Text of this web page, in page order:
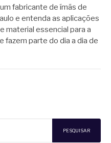
fabricante de ímãs de
e entenda as aplicações
material essencial para a
fazem parte do dia a dia de
PESQUISAR